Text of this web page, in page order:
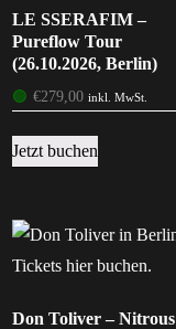
LE SSERAFIM –
Pureflow Tour
(26.10.2026, Berlin)
🟢 €279,00 inkl. MwSt.
Jetzt buchen
Don Toliver – Nitrous